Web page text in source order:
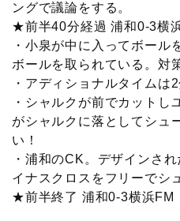
ングで議論をする。
★前半40分経過 浦和0-3横
・小泉が中に入ってボール
ボールを取られている。対
・アディショナルタイムは2
・シャルクが前でカットし
がシャルクに落としてシュ
い！
・浦和のCK。デザインさ
イナスクロスをフリーでシ
★前半終了 浦和0-3横浜FM